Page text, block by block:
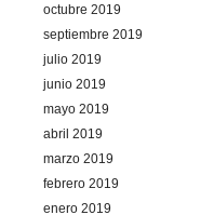
octubre 2019
septiembre 2019
julio 2019
junio 2019
mayo 2019
abril 2019
marzo 2019
febrero 2019
enero 2019